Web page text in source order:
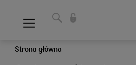
Strona główna